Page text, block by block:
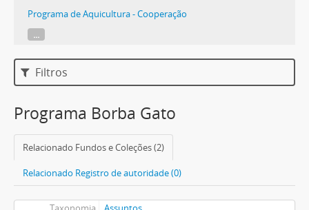
Programa de Aquicultura - Cooperação
...
Filtros
Programa Borba Gato
Relacionado Fundos e Coleções (2)
Relacionado Registro de autoridade (0)